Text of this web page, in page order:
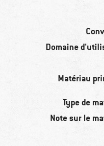
Domaine
Matériau
Type de
Note sur le